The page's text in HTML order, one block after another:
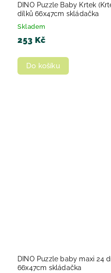
DINO Puzzle Baby Krtek
dílků 66x47cm skládačka
Skladem
253 Kč
Do košíku
DINO Puzzle baby maxi 24
66x47cm skládačka